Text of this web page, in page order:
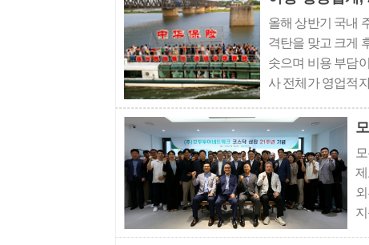
올해 상반기 국내
격탄을 맞고 크게
솟으며 비용 부담
사 전체가 영업적
다 고환율 기조가